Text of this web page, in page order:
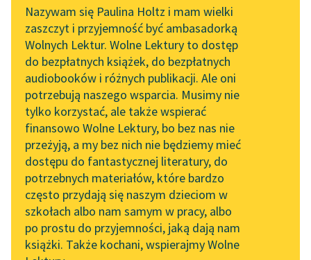
Aktualności
Zapraszamy na spotkanie
online z tłumaczkami
literatury skandynawskiej
Spotkanie z Katarzyną
Tunkiel w Oslo
Wolne Lektury na 32.
Pol’and’Rock Festivalu
„Kochanek Lady
Chatterley” do słuchania
na Wolnych Lekturach
Nowy audiobook –
Narzędzia
Mapa Wolnych Lektur
Leśmianator
Przewodnik dla piszących i
czytających
API
OAI-PMH
Widget Wolnych Lektur
Przypisy
Nazywam się Paulina Holtz i mam wielki
zaszczyt i przyjemność być ambasadorką
Wolnych Lektur. Wolne Lektury to dostęp
do bezpłatnych książek, do bezpłatnych
audiobooków i różnych publikacji. Ale oni
potrzebują naszego wsparcia. Musimy nie
tylko korzystać, ale także wspierać
finansowo Wolne Lektury, bo bez nas nie
przeżyją, a my bez nich nie będziemy mieć
dostępu do fantastycznej literatury, do
potrzebnych materiałów, które bardzo
często przydają się naszym dzieciom w
szkołach albo nam samym w pracy, albo
po prostu do przyjemności, jaką dają nam
książki. Także kochani, wspierajmy Wolne
Epoka:Modernizm
Rodzaj:Liryka
Gatunek:Wiersz
pobierz książkę